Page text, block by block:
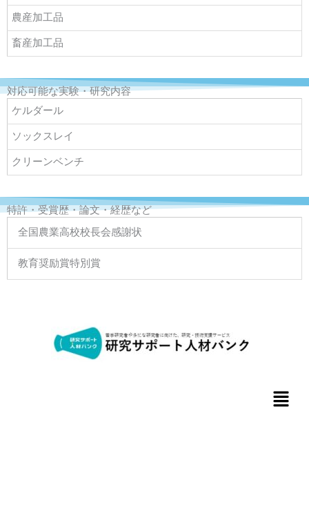
農産加工品
畜産加工品
対応可能な実験・研究内容
ケルダール
ソックスレイ
クリーンベンチ
特許・受賞歴・論文・経歴など
全国農業高校校長会感謝状
教育奨励賞特別賞
メ
ニ